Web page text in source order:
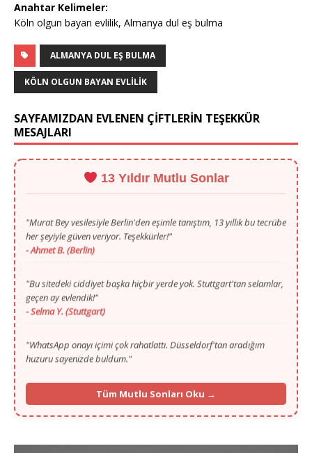
Anahtar Kelimeler:
Köln olgun bayan evlilik, Almanya dul eş bulma
ALMANYA DUL EŞ BULMA
KÖLN OLGUN BAYAN EVLILIK
SAYFAMIZDAN EVLENEN ÇİFTLERİN TEŞEKKÜR
MESAJLARI
13 Yıldır Mutlu Sonlar
"Murat Bey vesilesiyle Berlin'den eşimle tanıştım, 13 yıllık bu tecrübe
"Bu sitedeki ciddiyet başka hiçbir yerde yok. Stuttgart'tan selamlar,
"WhatsApp onayı içimi çok rahatlattı. Düsseldorf'tan aradığım
sayesinde Köln'den hayat arkadaşımı buldum."
güvendim. Münih'ten selamlar, mutluyuz!"
Tüm Mutlu Sonları Oku →